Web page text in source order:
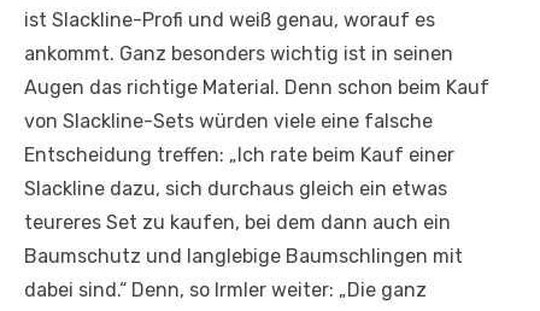
ist Slackline-Profi und weiß genau, worauf es
ankommt. Ganz besonders wichtig ist in seinen
Augen das richtige Material. Denn schon beim Kauf
von Slackline-Sets würden viele eine falsche
Entscheidung treffen: „Ich rate beim Kauf einer
Slackline dazu, sich durchaus gleich ein etwas
teureres Set zu kaufen, bei dem dann auch ein
Baumschutz und langlebige Baumschlingen mit
dabei sind.“ Denn, so Irmler weiter: „Die ganz